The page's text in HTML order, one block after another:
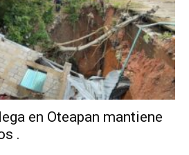
en Oteapan mantiene
.